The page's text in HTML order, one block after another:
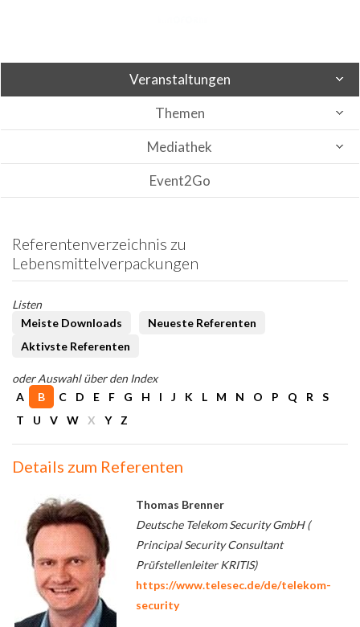
Veranstaltungen
Themen
Mediathek
Event2Go
Referentenverzeichnis zu
Lebensmittelverpackungen
Listen
Meiste Downloads
Neueste Referenten
Aktivste Referenten
oder Auswahl über den Index
A
B C D E F G H I J K L M N O P Q R
S
T
U V W X Y Z
Details zum Referenten
Thomas Brenner
Deutsche Telekom Security GmbH (
Principal Security Consultant
Prüfstellenleiter KRITIS)
https://www.telesec.de/de/telekom-
security